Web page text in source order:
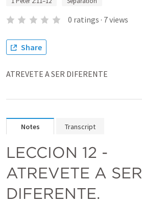
0 ratings · 7views
Share
ATREVETE A SER DIFERENTE
Notes Transcript
LECCION 12 -
ATREVETE A SER
DIFERENTE.